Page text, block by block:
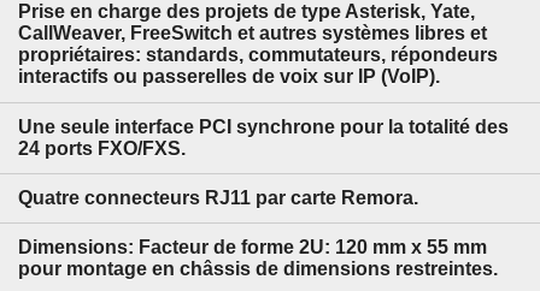
Prise en charge des projets de type Asterisk, Yate,
CallWeaver, FreeSwitch et autres systèmes libres et
propriétaires: standards, commutateurs, répondeurs
interactifs ou passerelles de voix sur IP (VoIP).
Une seule interface PCI synchrone pour la totalité des
24 ports FXO/FXS.
Quatre connecteurs RJ11 par carte Remora.
Dimensions: Facteur de forme 2U: 120 mm x 55 mm
pour montage en châssis de dimensions restreintes.